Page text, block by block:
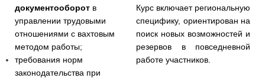
документооборот в
управлении трудовыми
отношениями с вахтовым
методом работы;
требования норм
законодательства при
Курс включает региональную
специфику, ориентирован на
поиск новых возможностей и
резервов в повседневной
работе участников.